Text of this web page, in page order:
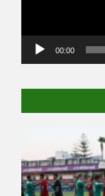
00:00